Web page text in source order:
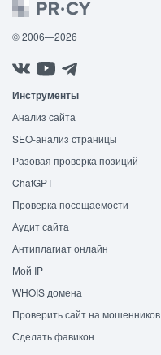
© 2006—2026
Инструменты
Анализ сайта
SEO-анализ страницы
Разовая проверка позиций
ChatGPT
Проверка посещаемости
Аудит сайта
Антиплагиат онлайн
Мой IP
WHOIS домена
Проверить сайт на мошенников
Сделать фавикон